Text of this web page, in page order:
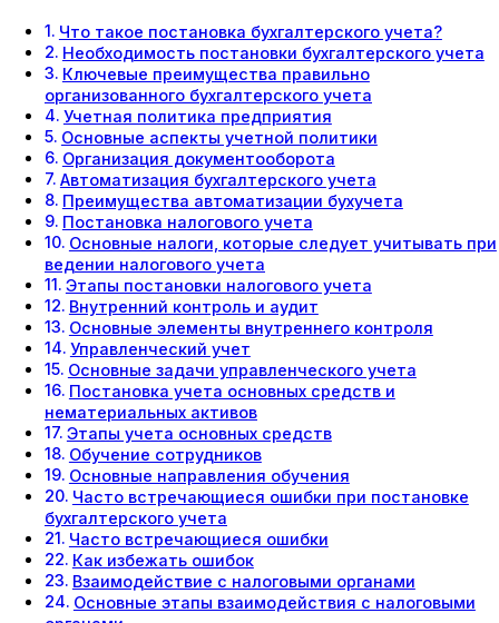
Что такое постановка бухгалтерского учета?
Необходимость постановки бухгалтерского учета
Ключевые преимущества правильно
организованного бухгалтерского учета
Учетная политика предприятия
Основные аспекты учетной политики
Организация документооборота
Автоматизация бухгалтерского учета
Преимущества автоматизации бухучета
Постановка налогового учета
Основные налоги, которые следует учитывать при
ведении налогового учета
Этапы постановки налогового учета
Внутренний контроль и аудит
Основные элементы внутреннего контроля
Управленческий учет
Основные задачи управленческого учета
Постановка учета основных средств и
нематериальных активов
Этапы учета основных средств
Обучение сотрудников
Основные направления обучения
Часто встречающиеся ошибки при постановке
бухгалтерского учета
Часто встречающиеся ошибки
Как избежать ошибок
Взаимодействие с налоговыми органами
Основные этапы взаимодействия с налоговыми